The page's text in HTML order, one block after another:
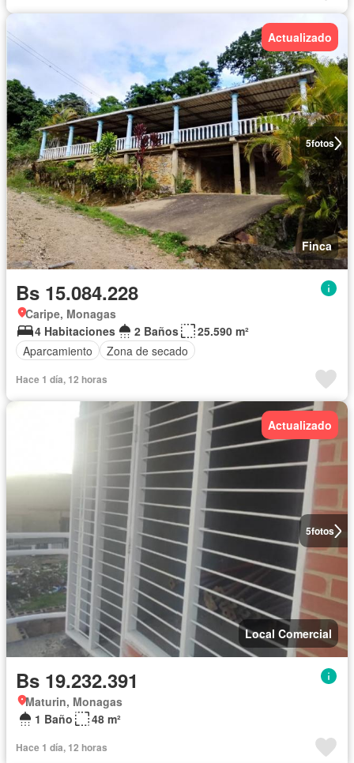
5fotos
Actualizado
Finca
Bs 15.084.228
Caripe, Monagas
4 Habitaciones
2 Baños
25.590 m²
Aparcamiento
Zona de secado
Hace 1 día, 12 horas
5fotos
Actualizado
Local Comercial
Bs 19.232.391
Maturin, Monagas
1 Baño
48 m²
Hace 1 día, 12 horas